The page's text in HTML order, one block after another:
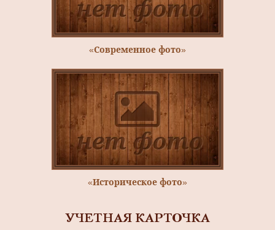
«Современное фото»
«Историческое фото»
УЧЕТНАЯ КАРТОЧКА